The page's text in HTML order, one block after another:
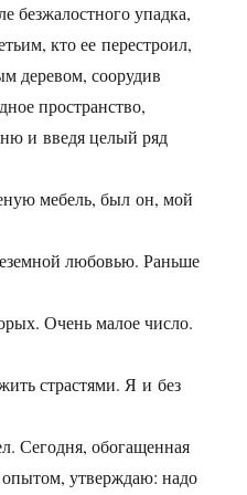
безжалостного упадка,
кто ее перестроил,
деревом, соорудив
пространство,
и введя целый ряд
мебель, был он, мой
любовью. Раньше
Очень малое число.
страстями. Я и без
Сегодня, обогащенная
утверждаю: надо